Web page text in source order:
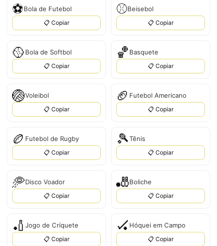
⚽Bola de Futebol
📋 Copiar
⚾Beisebol
📋 Copiar
🥎 Bola de Softbol
📋 Copiar
🏀 Basquete
📋 Copiar
🏐Voleibol
📋 Copiar
🏈 Futebol Americano
📋 Copiar
🏉 Futebol de Rugby
📋 Copiar
🎾Tênis
📋 Copiar
🥏Disco Voador
📋 Copiar
🎳Boliche
📋 Copiar
🏏 Jogo de Críquete
📋 Copiar
🏑 Hóquei em Campo
📋 Copiar